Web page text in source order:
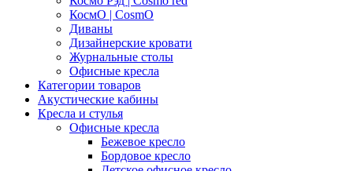
КосмО | CosmO
Диваны
Дизайнерские кровати
Журнальные столы
Офисные кресла
Категории товаров
Акустические кабины
Кресла и стулья
Офисные кресла
Бежевое кресло
Бордовое кресло